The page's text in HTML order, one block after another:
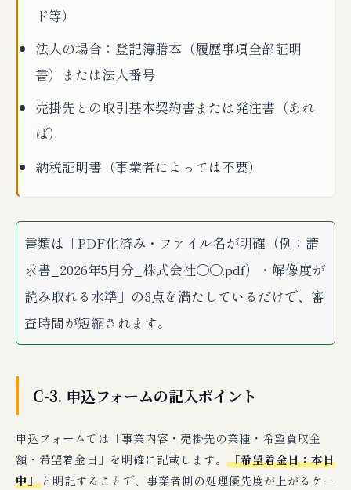
ド等）
法人の場合：登記簿謄本（履歴事項全部証明
書）または法人番号
売掛先との取引基本契約書または発注書（あれ
ば）
納税証明書（事業者によっては不要）
書類は「PDF化済み・ファイル名が明確（例：請
求書_2026年5月分_株式会社〇〇.pdf）・解像度が
読み取れる水準」の3点を満たしているだけで、審
査時間が短縮されます。
C-3. 申込フォームの記入ポイント
申込フォームでは「事業内容・売掛先の業種・希望買取金
額・希望着金日」を明確に記載します。 「希望着金日：本日
中」 と明記することで、事業者側の処理優先度が上がるケー